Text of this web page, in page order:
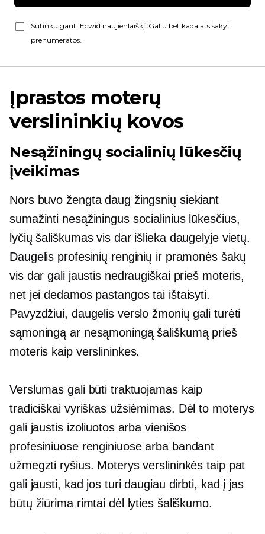
Sutinku gauti Ecwid naujienlaiškį. Galiu bet kada atsisakyti
prenumeratos.
Įprastos moterų
verslininkių kovos
Nesąžiningų socialinių lūkesčių
įveikimas
Nors buvo žengta daug žingsnių siekiant
sumažinti nesąžiningus socialinius lūkesčius,
lyčių šališkumas vis dar išlieka daugelyje vietų.
Daugelis profesinių renginių ir pramonės šakų
vis dar gali jaustis nedraugiškai prieš moteris,
net jei dedamos pastangos tai ištaisyti.
Pavyzdžiui, daugelis verslo žmonių gali turėti
sąmoningą ar nesąmoningą šališkumą prieš
moteris kaip verslininkes.
Verslumas gali būti traktuojamas kaip
tradiciškai vyriškas užsiėmimas. Dėl to moterys
gali jaustis izoliuotos arba vienišos
profesiniuose renginiuose arba bandant
užmegzti ryšius. Moterys verslininkės taip pat
gali jausti, kad jos turi daugiau dirbti, kad į jas
būtų žiūrima rimtai dėl lyties šališkumo.